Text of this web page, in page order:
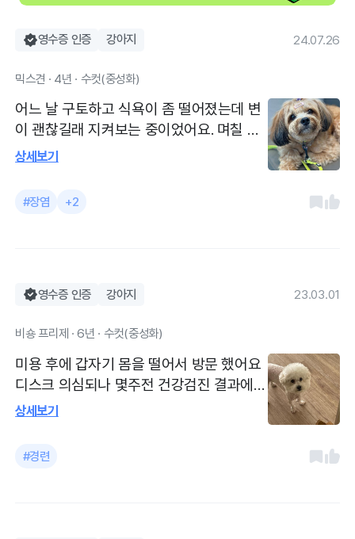
영수증 인증 강아지 24.07.26
믹스견 · 4년 · 수컷(중성화)
어느 날 구토하고 식욕이 좀 떨어졌는데 변
이 괜찮길래 지켜보는 중이었어요. 며칠 뒤
콧물같은 하얀 점액변을 봤고 애가 기운이
로 나와서 바로 병원으로 갔어요. 초음파 검
사 하고 혈액검사로 염증수치 확인 했는데
은 멈췄으나 아직 무른 변을 보네요 ㅠㅠ 5
처방 받으러 내원하라고 하셨어요. 급하게
갔던지라 대표원장님이신 김현태 김동민 선
생님 휴무날이라서 장예령 선생님 진료 보
았고, 차트 같이 보면서 아주 차분히 설명을
잘 해주셨어요. 증상만 잘 호전된다면 더 바
상세보기
#장염 +2
영수증 인증 강아지 23.03.01
비숑 프리제 · 6년 · 수컷(중성화)
미용 후에 갑자기 몸을 떨어서 방문 했어요
디스크 의심되나 몇주전 건강검진 결과에서
는 크게 문제 없었기에 우선 진통제 처방 받
먹는약도 같이 복용하기로 했어요 여전히
과잉진료 없이 잘 봐주시고 병원 다녀오자
상세보기
#경련